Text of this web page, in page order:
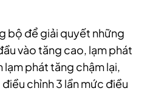
bộ để giải quyết những
vào tăng cao, lạm phát
phát tăng chậm lại,
chỉnh 3 lần mức điều